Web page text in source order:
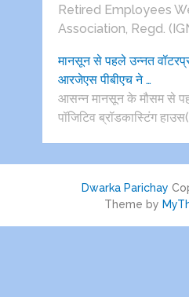
Retired Employees
Association, Regd.
मानसून से पहले उन्नत
आरजेएस पीबीएच ने …
आसन्न मानसून के मौसम से
पॉजिटिव ब्रॉडकास्टिंग
Dwarka Parichay
Theme by